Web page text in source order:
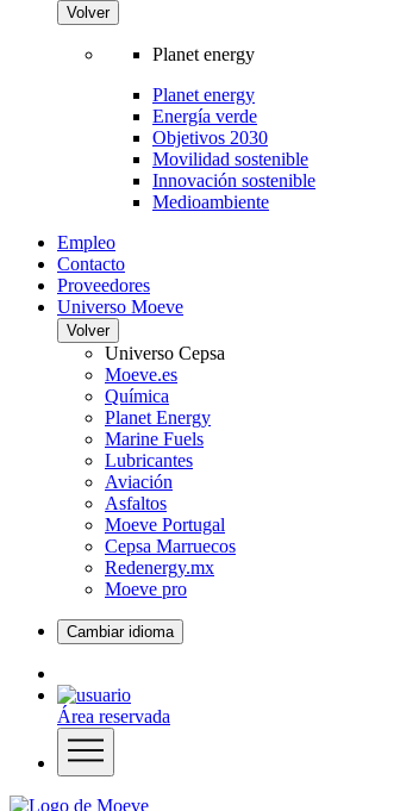
Volver
Planet energy
Planet energy
Energía verde
Objetivos 2030
Movilidad sostenible
Innovación sostenible
Medioambiente
Empleo
Contacto
Proveedores
Universo Moeve
Volver
Universo Cepsa
Moeve.es
Química
Planet Energy
Marine Fuels
Lubricantes
Aviación
Asfaltos
Moeve Portugal
Cepsa Marruecos
Redenergy.mx
Moeve pro
Cambiar idioma
Área reservada